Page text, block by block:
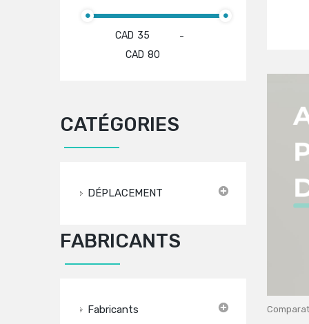
CAD
-
CAD
CATÉGORIES
DÉPLACEMENT
FABRICANTS
Fabricants